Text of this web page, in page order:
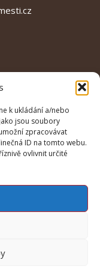
k ukládání a/nebo
jsou soubory
zpracovávat
ID na tomto webu.
ovlivnit určité